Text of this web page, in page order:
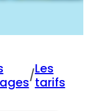
/Les
tarifs